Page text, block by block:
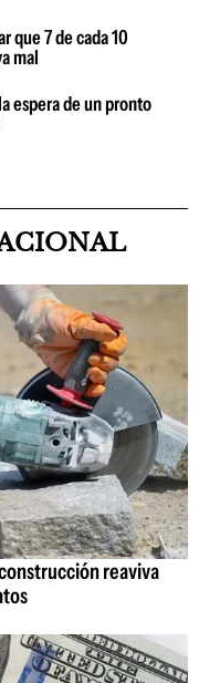
que 7 de cada 10
mal
espera de un pronto
reaviva